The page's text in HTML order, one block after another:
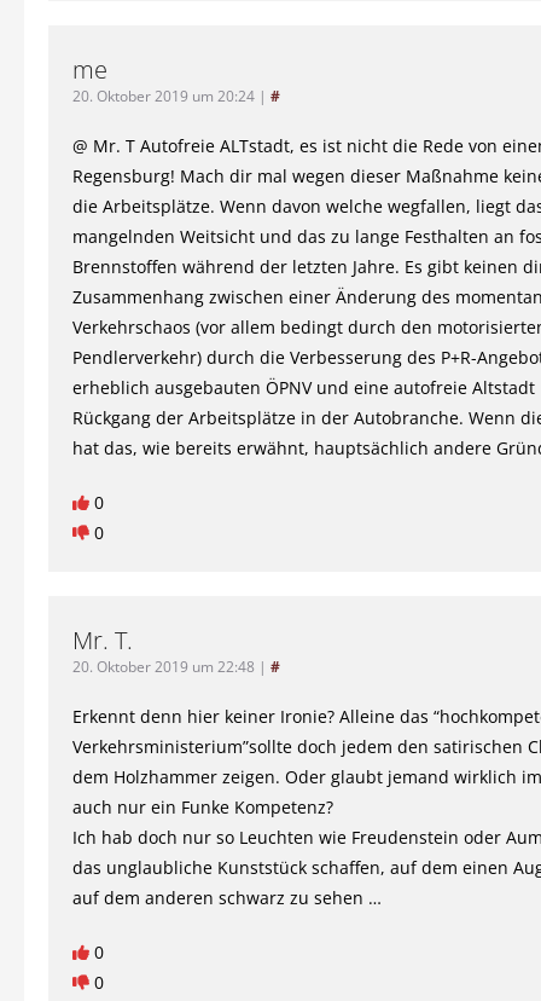
me
20. Oktober 2019 um 20:24 | #
@ Mr. T Autofreie ALTstadt, es ist nicht die Rede von
Regensburg! Mach dir mal wegen dieser Maßnahme
die Arbeitsplätze. Wenn davon welche wegfallen, liegt
mangelnden Weitsicht und das zu lange Festhalten an
Brennstoffen während der letzten Jahre. Es gibt keinen
Zusammenhang zwischen einer Änderung des
Verkehrschaos (vor allem bedingt durch den
Pendlerverkehr) durch die Verbesserung des P+R-
erheblich ausgebauten ÖPNV und eine autofreie
Rückgang der Arbeitsplätze in der Autobranche. Wenn
hat das, wie bereits erwähnt, hauptsächlich andere
0
0
Mr. T.
20. Oktober 2019 um 22:48 | #
Erkennt denn hier keiner Ironie? Alleine das
Verkehrsministerium”sollte doch jedem den satirischen
dem Holzhammer zeigen. Oder glaubt jemand wirklich
auch nur ein Funke Kompetenz?
Ich hab doch nur so Leuchten wie Freudenstein oder
das unglaubliche Kunststück schaffen, auf dem einen
auf dem anderen schwarz zu sehen …
0
0